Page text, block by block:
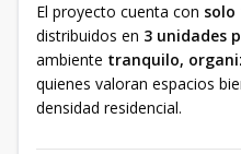
El proyecto cuenta con
distribuidos en 3 unidades
ambiente tranquilo,
quienes valoran espacios
densidad residencial.